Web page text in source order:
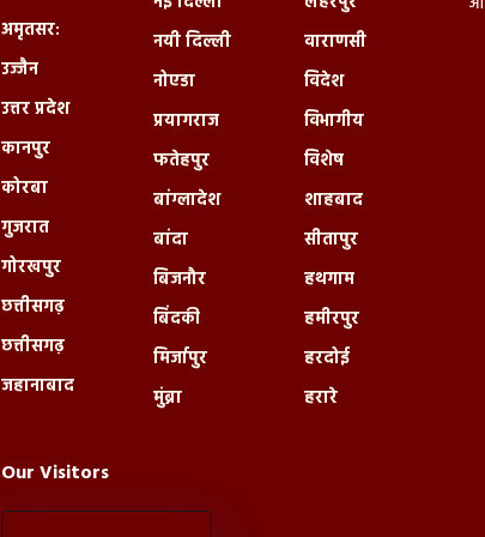
अमृतसर:
उज्जैन
उत्तर प्रदेश
कानपुर
कोरबा
गुजरात
गोरखपुर
छत्तीसगढ़
छत्तीसगढ़
जहानाबाद
नयी दिल्ली
नोएडा
प्रयागराज
फतेहपुर
बांग्लादेश
बांदा
बिजनौर
बिंदकी
मिर्जापुर
मुंब्रा
वाराणसी
विदेश
विभागीय
विशेष
शाहबाद
सीतापुर
हथगाम
हमीरपुर
हरदोई
हरारे
Our Visitors